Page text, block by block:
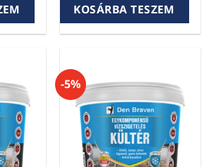
KOSÁRBA TESZEM
-5%